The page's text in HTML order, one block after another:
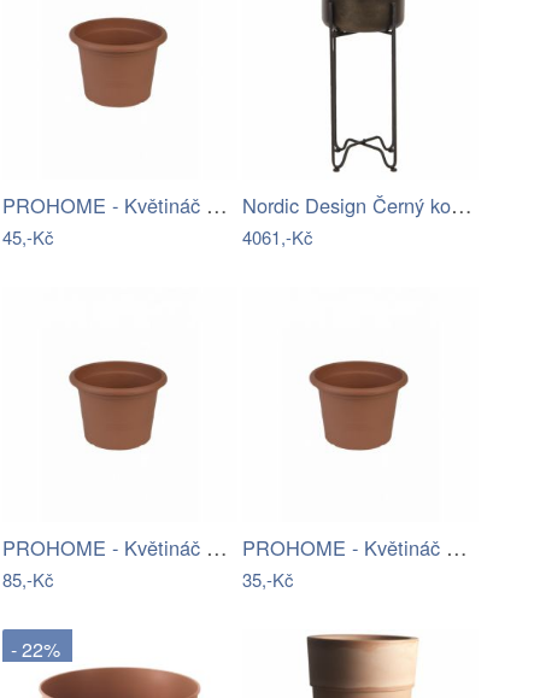
PROHOME - Květináč CAMPANULA 20 terakota
45,-Kč
Nordic Design Černý kovový stojací…
4061,-Kč
PROHOME - Květináč CAMPANULA 28 terakota
85,-Kč
PROHOME - Květináč CAMPANULA 17 terakota
35,-Kč
- 22%